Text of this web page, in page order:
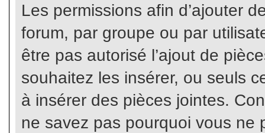
Les permissions afin d’ajouter
forum, par groupe ou par
être pas autorisé l’ajout de
souhaitez les insérer, ou seuls
à insérer des pièces jointes.
ne savez pas pourquoi vous ne